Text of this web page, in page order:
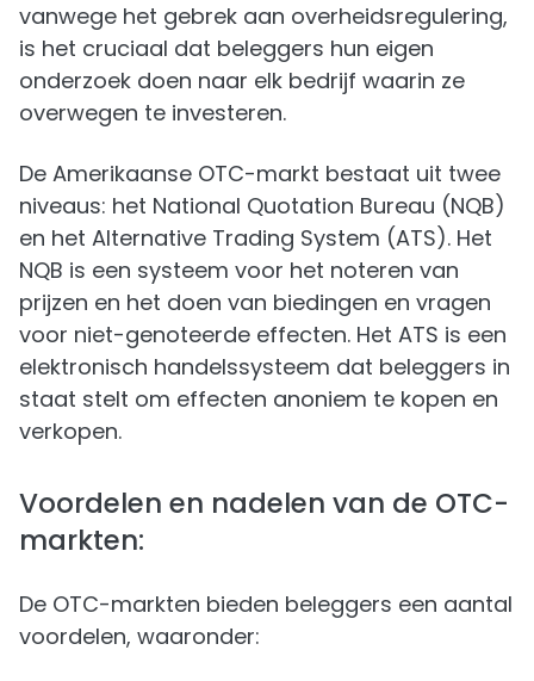
vanwege het gebrek aan overheidsregulering,
is het cruciaal dat beleggers hun eigen
onderzoek doen naar elk bedrijf waarin ze
overwegen te investeren.
De Amerikaanse OTC-markt bestaat uit twee
niveaus: het National Quotation Bureau (NQB)
en het Alternative Trading System (ATS). Het
NQB is een systeem voor het noteren van
prijzen en het doen van biedingen en vragen
voor niet-genoteerde effecten. Het ATS is een
elektronisch handelssysteem dat beleggers in
staat stelt om effecten anoniem te kopen en
verkopen.
Voordelen en nadelen van de OTC-
markten:
De OTC-markten bieden beleggers een aantal
voordelen, waaronder: